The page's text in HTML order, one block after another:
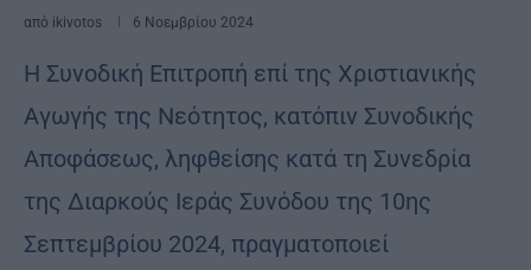
από ikivotos 6 Νοεμβρίου 2024
Η Συνοδική Επιτροπή επί της Χριστιανικής
Αγωγής της Νεότητος, κατόπιν Συνοδικής
Αποφάσεως, ληφθείσης κατά τη Συνεδρία
της Διαρκούς Ιεράς Συνόδου της 10ης
Σεπτεμβρίου 2024, πραγματοποιεί